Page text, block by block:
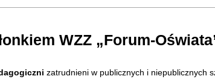
WZZ „Forum-
zatrudnieni w publicznych i niepublicznych